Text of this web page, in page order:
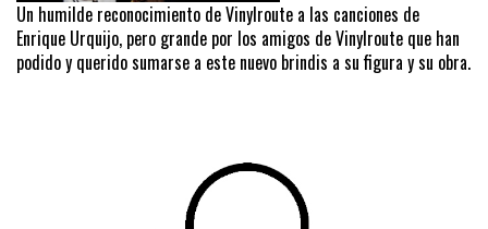
Un humilde reconocimiento de Vinylroute a las canciones de
Enrique Urquijo, pero grande por los amigos de Vinylroute que han
podido y querido sumarse a este nuevo brindis a su figura y su obra.